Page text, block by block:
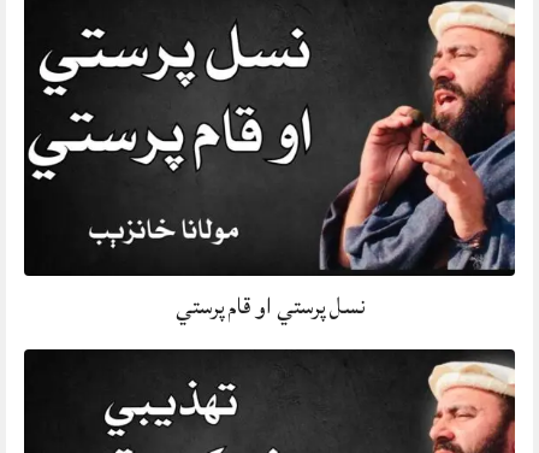
نسل پرستي او قام پرستي